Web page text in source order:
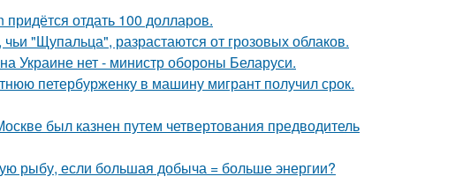
придётся отдать 100 долларов.
"Щупальца", разрастаются от грозовых облаков.
Украине нет - министр обороны Беларуси.
петербурженку в машину мигрант получил срок.
был казнен путем четвертования предводитель
рыбу, если большая добыча = больше энергии?